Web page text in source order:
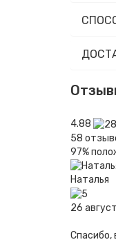
4.88
58
97%
Наталья
26
Спасибо,